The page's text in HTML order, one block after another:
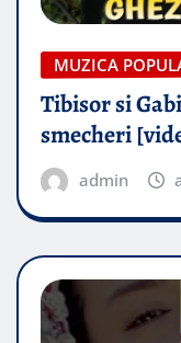
MUZICA
Tibisor si
smecheri
admin